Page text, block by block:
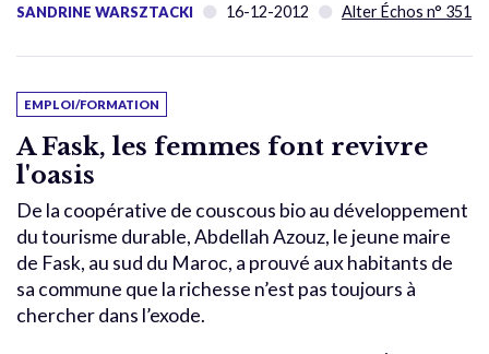
SANDRINE WARSZTACKI 16-12-2012 Alter Échos n° 351
EMPLOI/FORMATION
A Fask, les femmes font revivre
l'oasis
De la coopérative de couscous bio au développement
du tourisme durable, Abdellah Azouz, le jeune maire
de Fask, au sud du Maroc, a prouvé aux habitants de
sa commune que la richesse n’est pas toujours à
chercher dans l’exode.